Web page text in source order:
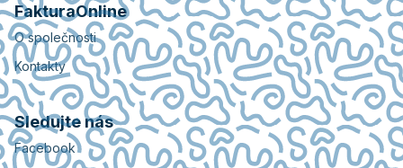
FakturaOnline
O společnosti
Kontakty
Sledujte nás
Facebook